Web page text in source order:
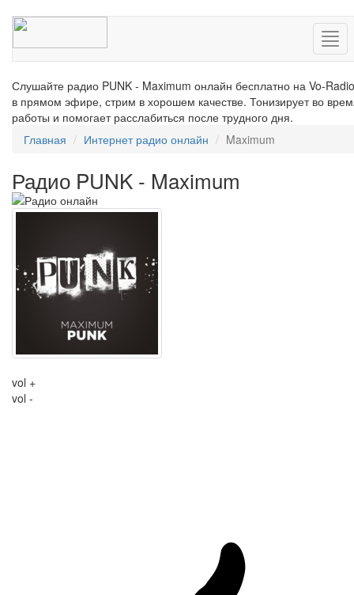
Слушайте радио PUNK - Maximum онлайн бесплатно на Vo-Radio
в прямом эфире, стрим в хорошем качестве. Тонизирует во
работы и помогает расслабиться после трудного дня.
Главная
Интернет радио онлайн Maximum
Радио PUNK - Maximum
vol +
vol -